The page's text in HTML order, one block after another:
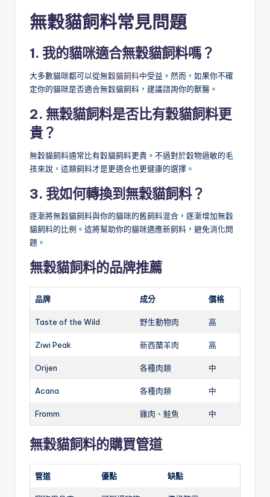
無穀貓飼料常見問題
1. 我的貓咪適合無穀貓飼料嗎？
大多數貓咪都可以從無穀貓飼料中受益。然而，如果你不確
定你的貓咪是否適合無穀貓飼料，建議諮詢你的獸醫。
2. 無穀貓飼料是否比有穀貓飼料更
貴？
無穀貓飼料通常比有穀貓飼料更貴。不過對於穀物過敏的毛
孩來說，這類飼料才是更適合也更健康的選擇。
3. 我如何轉換到無穀貓飼料？
逐漸將無穀貓飼料與你的貓咪的舊飼料混合，逐漸增加無穀
貓飼料的比例。這將幫助你的貓咪適應新飼料，避免消化問
題。
無穀貓飼料的品牌推薦
品牌 成分 價格
Taste of the Wild 野生動物肉 高
Ziwi Peak 新西蘭羊肉 高
Orijen 各種肉類 中
Acana 各種肉類 中
Fromm 雞肉、鮭魚 中
無穀貓飼料的購買管道
管道 優點 缺點